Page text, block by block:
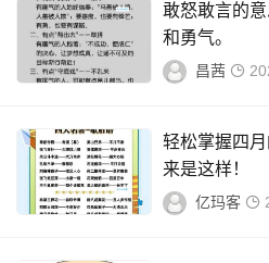
敢怒敢言的
和勇气。
昌茜
轻松掌握四
来是这样！
亿玛客